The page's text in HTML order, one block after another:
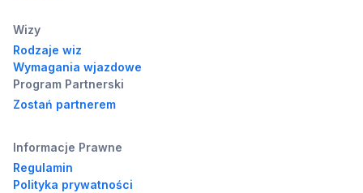
Wizy
Rodzaje wiz
Wymagania wjazdowe
Program Partnerski
Zostań partnerem
Informacje Prawne
Regulamin
Polityka prywatności